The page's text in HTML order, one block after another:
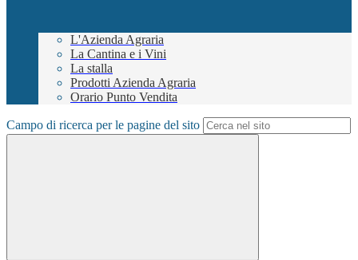
L'Azienda Agraria
La Cantina e i Vini
La stalla
Prodotti Azienda Agraria
Orario Punto Vendita
Campo di ricerca per le pagine del sito